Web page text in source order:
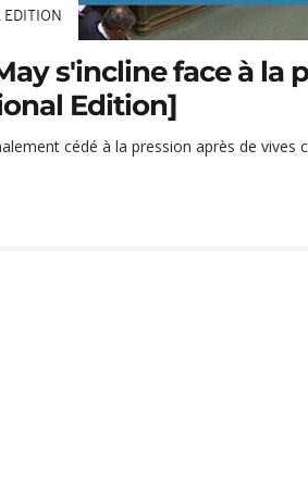
EDITION
s'incline face à la
Edition]
cédé à la pression après de vives